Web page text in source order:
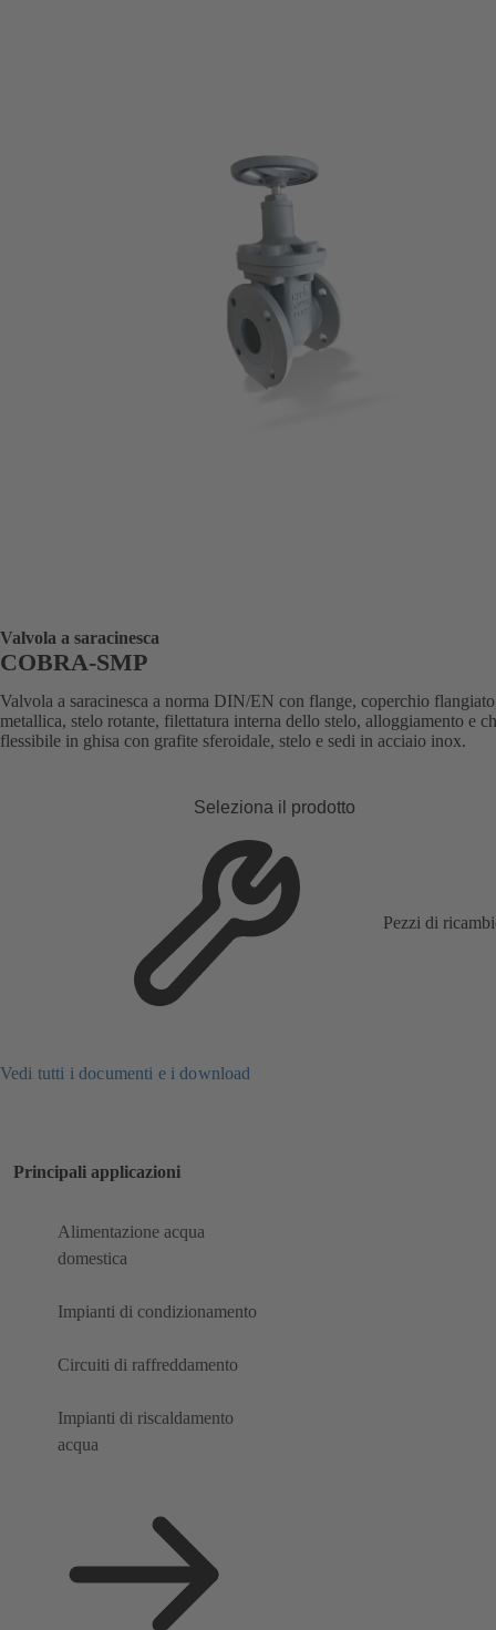
Valvola a saracinesca
COBRA-SMP
Valvola a saracinesca a norma DIN/EN con flange, coperchio
metallica, stelo rotante, filettatura interna dello stelo, alloggiamento e
flessibile in ghisa con grafite sferoidale, stelo e sedi in acciaio inox.
Seleziona il prodotto
Pezzi di
Vedi tutti i documenti e i download
Principali applicazioni
Alimentazione acqua
domestica
Impianti di condizionamento
Circuiti di raffreddamento
Impianti di riscaldamento
acqua